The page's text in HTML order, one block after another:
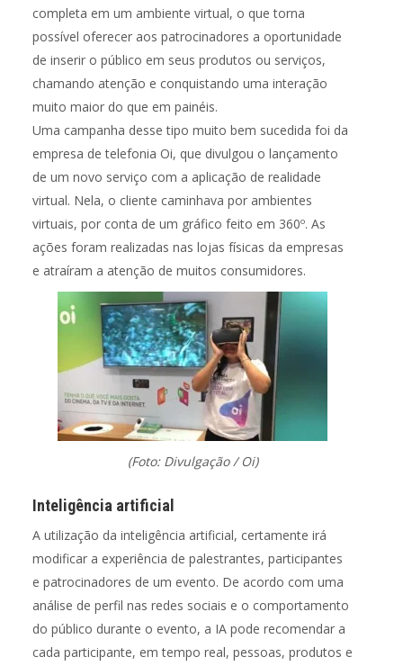
completa em um ambiente virtual, o que torna
possível oferecer aos patrocinadores a oportunidade
de inserir o público em seus produtos ou serviços,
chamando atenção e conquistando uma interação
muito maior do que em painéis.
Uma campanha desse tipo muito bem sucedida foi da
empresa de telefonia Oi, que divulgou o lançamento
de um novo serviço com a aplicação de realidade
virtual. Nela, o cliente caminhava por ambientes
virtuais, por conta de um gráfico feito em 360º. As
ações foram realizadas nas lojas físicas da empresas
e atraíram a atenção de muitos consumidores.
(Foto: Divulgação / Oi)
Inteligência artificial
A utilização da inteligência artificial, certamente irá
modificar a experiência de palestrantes, participantes
e patrocinadores de um evento. De acordo com uma
análise de perfil nas redes sociais e o comportamento
do público durante o evento, a IA pode recomendar a
cada participante, em tempo real, pessoas, produtos e